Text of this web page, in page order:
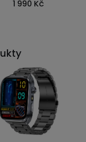
hvězdiček.
1 990 Kč